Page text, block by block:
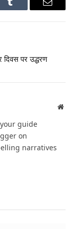
Tumblr Email
पर उद्धरण
guide
on
narratives